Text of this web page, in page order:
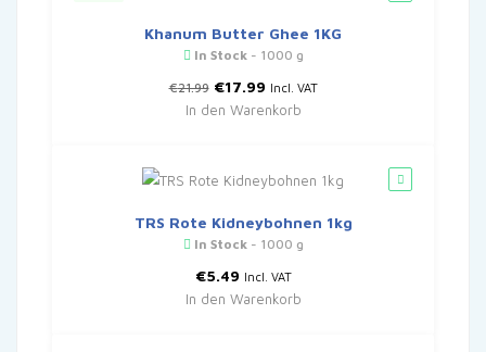
Khanum Butter Ghee 1KG
In Stock- 1000 g
€21.99 Ursprünglicher
Preis
war:
€17.99Aktueller
Preis
ist:
Incl. VAT
In den Warenkorb
TRS Rote Kidneybohnen 1kg
In Stock- 1000 g
€5.49 Incl. VAT
In den Warenkorb